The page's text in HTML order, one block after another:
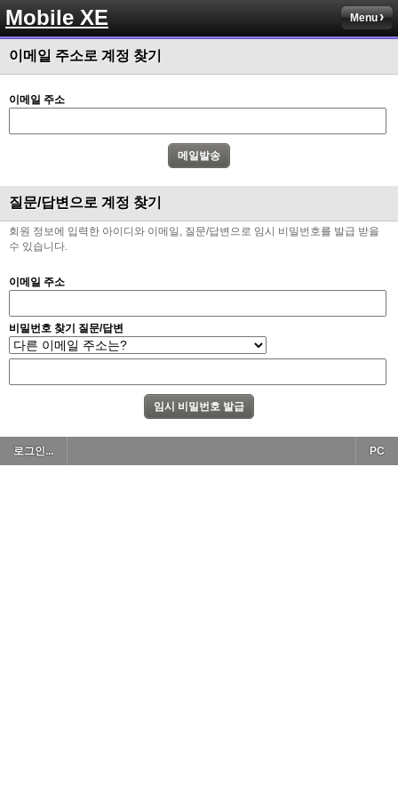
Mobile XE Menu
이메일 주소로 계정 찾기
이메일 주소
질문/답변으로 계정 찾기
회원 정보에 입력한 아이디와 이메일, 질문/답변으로 임시 비밀번호를 발급 받을
수 있습니다.
이메일 주소
비밀번호 찾기 질문/답변
로그인... PC